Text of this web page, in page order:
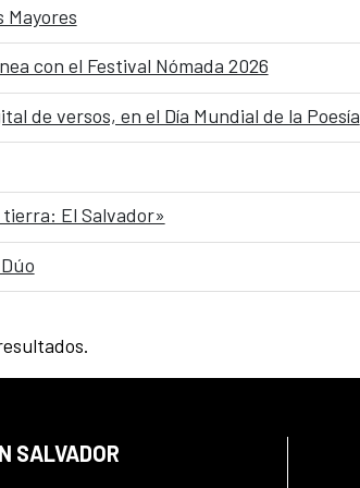
Mayores
con el Festival Nómada 2026
de versos, en el Día Mundial de la Poesía
El Salvador»
SALVADOR